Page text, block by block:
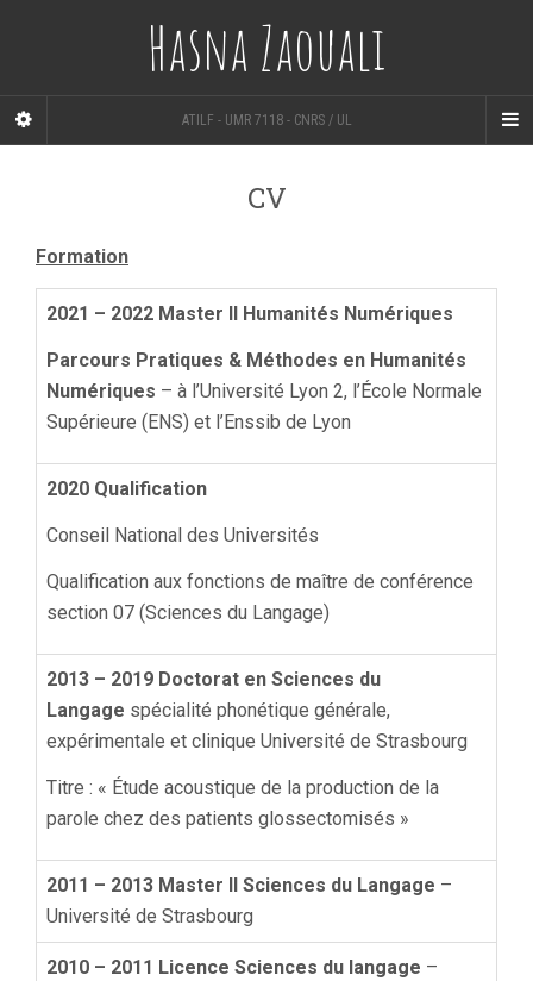
Hasna Zaouali
ATILF - UMR 7118 - CNRS / UL
CV
Formation
2021 – 2022 Master II Humanités Numériques
Parcours Pratiques & Méthodes en Humanités
Numériques – à l’Université Lyon 2, l’École Normale
Supérieure (ENS) et l’Enssib de Lyon
2020 Qualification
Conseil National des Universités
Qualification aux fonctions de maître de conférence
section 07 (Sciences du Langage)
2013 – 2019 Doctorat en Sciences du
Langage spécialité phonétique générale,
expérimentale et clinique Université de Strasbourg
Titre : « Étude acoustique de la production de la
parole chez des patients glossectomisés »
2011 – 2013 Master II Sciences du Langage –
Université de Strasbourg
2010 – 2011 Licence Sciences du langage –